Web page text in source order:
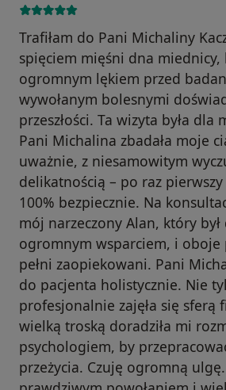
Trafiłam do Pani Michaliny
spięciem mięśni dna miednicy,
ogromnym lękiem przed
wywołanym bolesnymi
przeszłości. Ta wizyta była dla
Pani Michalina zbadała moje
uważnie, z niesamowitym
delikatnością – po raz pierwszy
100% bezpiecznie. Na
mój narzeczony Alan, który
ogromnym wsparciem, i oboje
pełni zaopiekowani. Pani
do pacjenta holistycznie. Nie
profesjonalnie zajęła się sferą
wielką troską doradziła mi
psychologiem, by
przeżycia. Czuję ogromną